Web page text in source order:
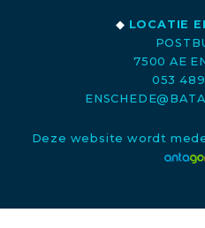
◆ LOCATIE
7500 AE
053
Deze website wordt